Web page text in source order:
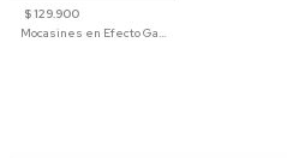
$ 129.900
Mocasines en Efecto Gamuzado Para Mujer